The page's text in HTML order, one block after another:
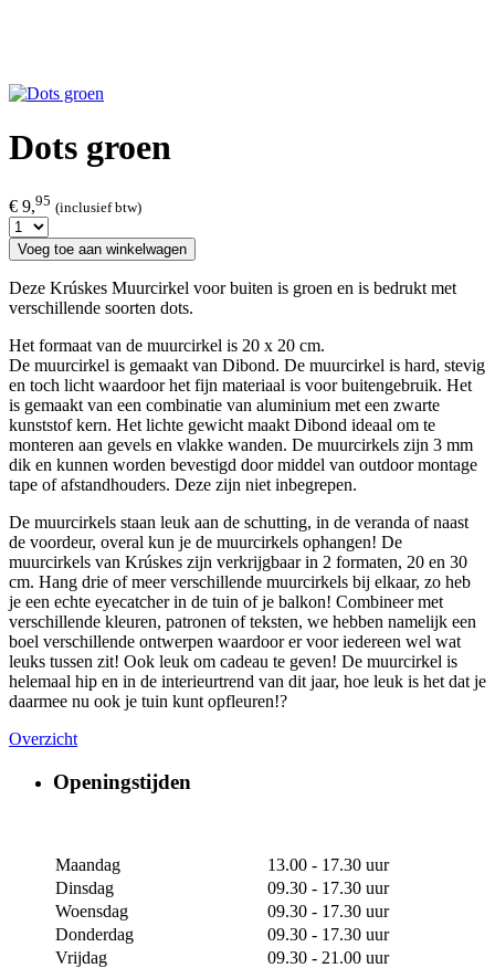
Dots groen
€ 9,95 (inclusief btw)
Voeg toe aan winkelwagen
Deze Krúskes Muurcirkel voor buiten is groen en is bedrukt met
verschillende soorten dots.
Het formaat van de muurcirkel is 20 x 20 cm.
De muurcirkel is gemaakt van Dibond. De muurcirkel is hard, stevig
en toch licht waardoor het fijn materiaal is voor buitengebruik. Het
is gemaakt van een combinatie van aluminium met een zwarte
kunststof kern. Het lichte gewicht maakt Dibond ideaal om te
monteren aan gevels en vlakke wanden. De muurcirkels zijn 3 mm
dik en kunnen worden bevestigd door middel van outdoor montage
tape of afstandhouders. Deze zijn niet inbegrepen.
De muurcirkels staan leuk aan de schutting, in de veranda of naast
de voordeur, overal kun je de muurcirkels ophangen! De
muurcirkels van Krúskes zijn verkrijgbaar in 2 formaten, 20 en 30
cm. Hang drie of meer verschillende muurcirkels bij elkaar, zo heb
je een echte eyecatcher in de tuin of je balkon! Combineer met
verschillende kleuren, patronen of teksten, we hebben namelijk een
boel verschillende ontwerpen waardoor er voor iedereen wel wat
leuks tussen zit! Ook leuk om cadeau te geven! De muurcirkel is
helemaal hip en in de interieurtrend van dit jaar, hoe leuk is het dat je
daarmee nu ook je tuin kunt opfleuren!?
Overzicht
Openingstijden
Maandag
13.00 - 17.30 uur
Dinsdag
09.30 - 17.30 uur
Woensdag
09.30 - 17.30 uur
Donderdag
09.30 - 17.30 uur
Vrijdag
09.30 - 21.00 uur